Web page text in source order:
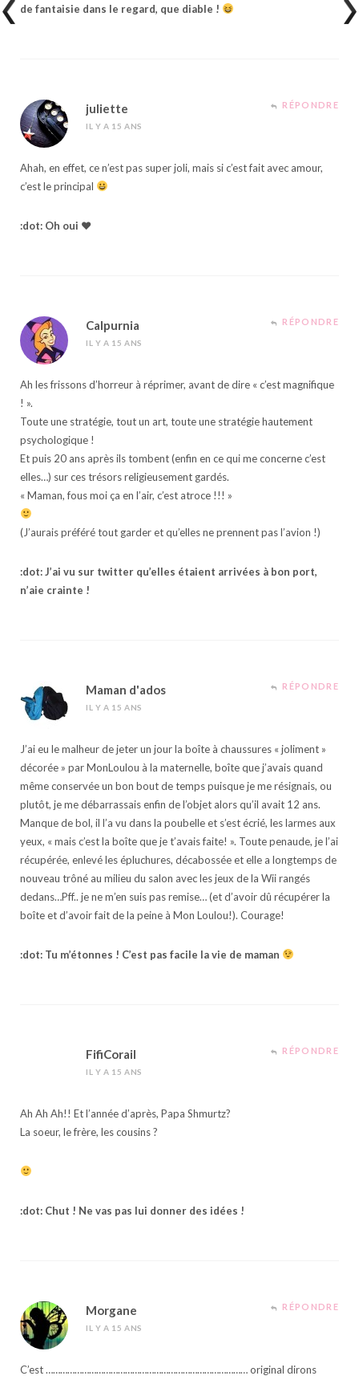
de fantaisie dans le regard, que diable !
juliette
IL Y A 15 ANS
RÉPONDRE
Ahah, en effet, ce n’est pas super joli, mais si c’est fait avec amour,
c’est le principal
:dot: Oh oui ♥
Calpurnia
IL Y A 15 ANS
RÉPONDRE
Ah les frissons d’horreur à réprimer, avant de dire « c’est magnifique
! ».
Toute une stratégie, tout un art, toute une stratégie hautement
psychologique !
Et puis 20 ans après ils tombent (enfin en ce qui me concerne c’est
elles…) sur ces trésors religieusement gardés.
« Maman, fous moi ça en l’air, c’est atroce !!! »
(J’aurais préféré tout garder et qu’elles ne prennent pas l’avion !)
:dot: J’ai vu sur twitter qu’elles étaient arrivées à bon port,
n’aie crainte !
Maman d'ados
IL Y A 15 ANS
RÉPONDRE
J’ai eu le malheur de jeter un jour la boîte à chaussures « joliment »
décorée » par MonLoulou à la maternelle, boîte que j’avais quand
même conservée un bon bout de temps puisque je me résignais, ou
plutôt, je me débarrassais enfin de l’objet alors qu’il avait 12 ans.
Manque de bol, il l’a vu dans la poubelle et s’est écrié, les larmes aux
yeux, « mais c’est la boîte que je t’avais faite! ». Toute penaude, je l’ai
récupérée, enlevé les épluchures, décabossée et elle a longtemps de
nouveau trôné au milieu du salon avec les jeux de la Wii rangés
dedans…Pff.. je ne m’en suis pas remise… (et d’avoir dû récupérer la
boîte et d’avoir fait de la peine à Mon Loulou!). Courage!
:dot: Tu m’étonnes ! C’est pas facile la vie de maman
FifiCorail
IL Y A 15 ANS
RÉPONDRE
Ah Ah Ah!! Et l’année d’après, Papa Shmurtz?
La soeur, le frère, les cousins ?
:dot: Chut ! Ne vas pas lui donner des idées !
Morgane
IL Y A 15 ANS
RÉPONDRE
C’est ………………………………………………………………………… original dirons